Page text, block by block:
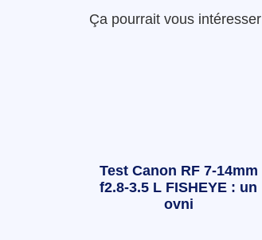
Ça pourrait vous intéresser
Test Canon RF 7-14mm
f2.8-3.5 L FISHEYE : un
ovni